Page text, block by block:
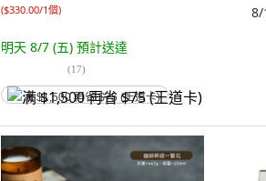
($330.00/1個)
明天 8/7 (五) 預計送達
(17)
满 $1,500 再省 $75 (王道卡)
8/